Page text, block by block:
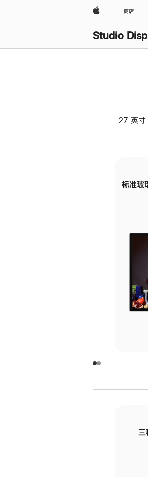
Apple 商店
Studio
27 英寸
标准玻
三